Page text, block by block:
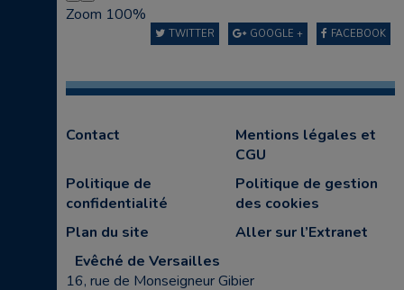
Zoom 100%
FACEBOOK
GOOGLE +
TWITTER
Contact
Mentions légales et
CGU
Politique de
confidentialité
Politique de gestion
des cookies
Plan du site
Aller sur l’Extranet
Evêché de Versailles
16, rue de Monseigneur Gibier